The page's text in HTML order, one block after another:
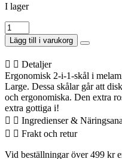
I lager
Rogz
Skål
Luna
L
Orange
700
ml
mängd
Lägg till i varukorg
Detaljer
Ergonomisk 2-i-1-skål i
Large. Dessa skålar går att
och ergonomiska. Den extra
extra gottiga i!
Ingredienser &
Frakt och retur
Vid beställningar över 499 kr